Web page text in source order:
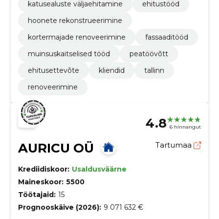
katusealuste väljaehitamine
ehitustööd
hoonete rekonstrueerimine
kortermajade renoveerimine
fassaaditööd
muinsuskaitselised tööd​
peatöövõtt
ehitusettevõte
kliendid
tallinn
renoveerimine
4.8 6 hinnangut
AURICU OÜ Tartumaa
Krediidiskoor: Usaldusväärne
Maineskoor: 5500
Töötajaid: 15
Prognooskäive (2026): 9 071 632 €